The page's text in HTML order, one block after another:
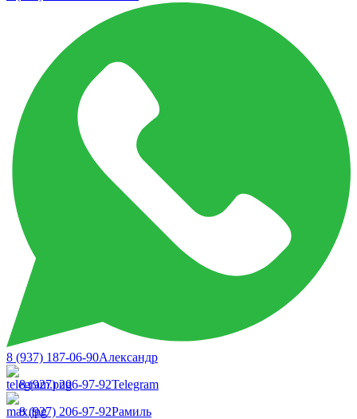
8 (937) 187-06-90Александр
8 (927) 206-97-92Telegram
8 (927) 206-97-92Рамиль